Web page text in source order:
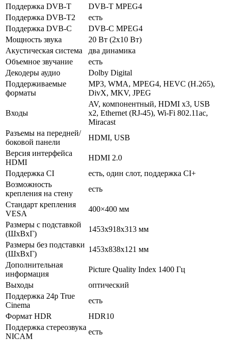
Поддержка DVB-T
DVB-T MPEG4
Поддержка DVB-T2
есть
Поддержка DVB-C
DVB-C MPEG4
Мощность звука
20 Вт (2х10 Вт)
Акустическая система
два динамика
Объемное звучание
есть
Декодеры аудио
Dolby Digital
Поддерживаемые
форматы
MP3, WMA, MPEG4, HEVC (H.265),
DivX, MKV, JPEG
Входы
AV, компонентный, HDMI x3, USB
x2, Ethernet (RJ-45), Wi-Fi 802.11ac,
Miracast
Разъемы на передней/
боковой панели
HDMI, USB
Версия интерфейса
HDMI
HDMI 2.0
Поддержка CI
есть, один слот, поддержка CI+
Возможность
крепления на стену
есть
Стандарт крепления
VESA
400×400 мм
Размеры с подставкой
(ШxВxГ)
1453x918x313 мм
Размеры без подставки
(ШxВxГ)
1453x838x121 мм
Дополнительная
информация
Picture Quality Index 1400 Гц
Выходы
оптический
Поддержка 24p True
Cinema
есть
Формат HDR
HDR10
Поддержка стереозвука
NICAM
есть